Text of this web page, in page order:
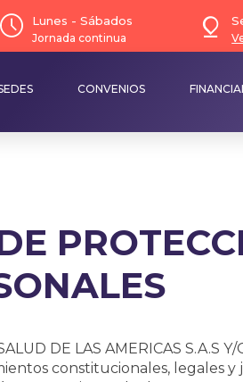
Lunes - Sábados
Jornada continua
CONVENIOS
DE LAS AMERICAS S.A.S
constitucionales, legales